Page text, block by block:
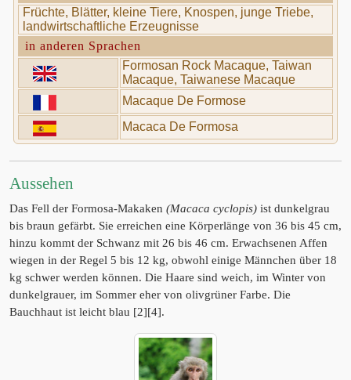
Früchte, Blätter, kleine Tiere, Knospen, junge Triebe,
landwirtschaftliche Erzeugnisse
in anderen Sprachen
Formosan Rock Macaque, Taiwan
Macaque, Taiwanese Macaque
Macaque De Formose
Macaca De Formosa
Aussehen
Das Fell der Formosa-Makaken (Macaca cyclopis) ist dunkelgrau
bis braun gefärbt. Sie erreichen eine Körperlänge von 36 bis 45 cm,
hinzu kommt der Schwanz mit 26 bis 46 cm. Erwachsenen Affen
wiegen in der Regel 5 bis 12 kg, obwohl einige Männchen über 18
kg schwer werden können. Die Haare sind weich, im Winter von
dunkelgrauer, im Sommer eher von olivgrüner Farbe. Die
Bauchhaut ist leicht blau [2][4].